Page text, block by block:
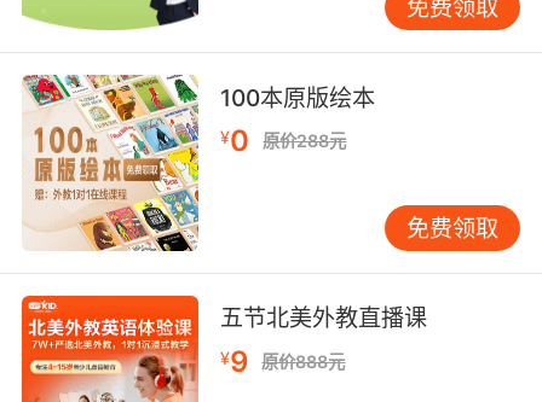
subterranean river 地下河;伏流;
River n. 河，江;溪，巨流;
river classification 河流分类;
aggrading river 冲积河流;
river mouth 河口;浦;
river hydraulics 河川水力学，河道水力学，河流
水力学;
river marsh 河边沼泽;
monoclinal river 单斜河;
river gold 砂金;
river fall 河流落差，河流水位落差;
river engineering 河川工程学;
river water 河水;江水;
免费领取
100本原版绘本
¥0 原价288元
免费领取
五节北美外教直播课
¥9 原价888元